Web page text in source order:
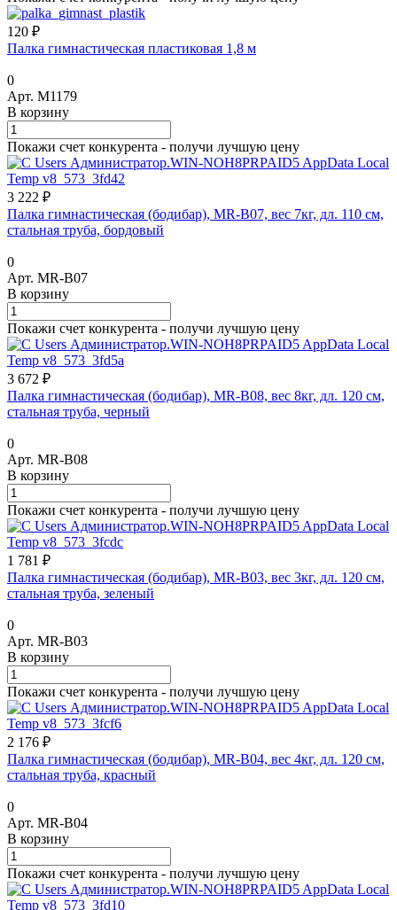
120 ₽
Палка гимнастическая пластиковая 1,8 м
0
Арт. М1179
В корзину
Покажи счет конкурента - получи лучшую цену
3 222 ₽
Палка гимнастическая (бодибар), MR-B07, вес 7кг, дл. 110 см,
стальная труба, бордовый
0
Арт. MR-B07
В корзину
Покажи счет конкурента - получи лучшую цену
3 672 ₽
Палка гимнастическая (бодибар), MR-B08, вес 8кг, дл. 120 см,
стальная труба, черный
0
Арт. MR-B08
В корзину
Покажи счет конкурента - получи лучшую цену
1 781 ₽
Палка гимнастическая (бодибар), MR-B03, вес 3кг, дл. 120 см,
стальная труба, зеленый
0
Арт. MR-B03
В корзину
Покажи счет конкурента - получи лучшую цену
2 176 ₽
Палка гимнастическая (бодибар), MR-B04, вес 4кг, дл. 120 см,
стальная труба, красный
0
Арт. MR-B04
В корзину
Покажи счет конкурента - получи лучшую цену